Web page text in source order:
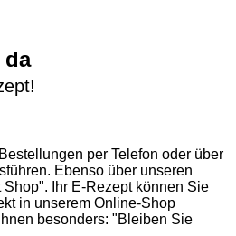
Bestellungen per Telefon oder über
Ebenso über unseren
Shop". Ihr E-Rezept können Sie
in unserem Online-Shop
besonders: "Bleiben Sie